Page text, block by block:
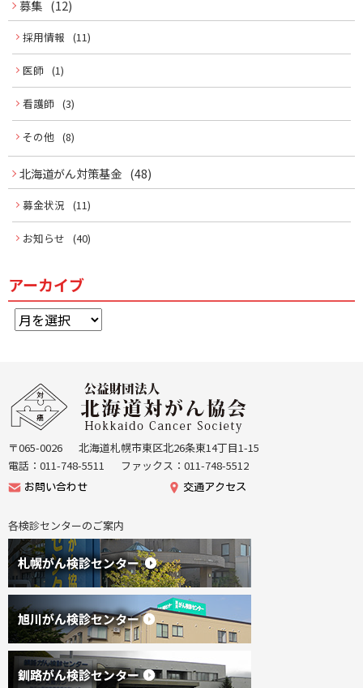
募集 (12)
採用情報 (11)
医師 (1)
看護師 (3)
その他 (8)
北海道がん対策基金 (48)
募金状況 (11)
お知らせ (40)
アーカイブ
ア
ー
機
メ
ュ
ー
へ
戻
団
〒065-0026
北海道札幌市東区北26条東14丁目1-15
電話：011-748-5511
ファックス：011-748-5512
お問い合わせ 交通アクセス
各検診センターのご案内